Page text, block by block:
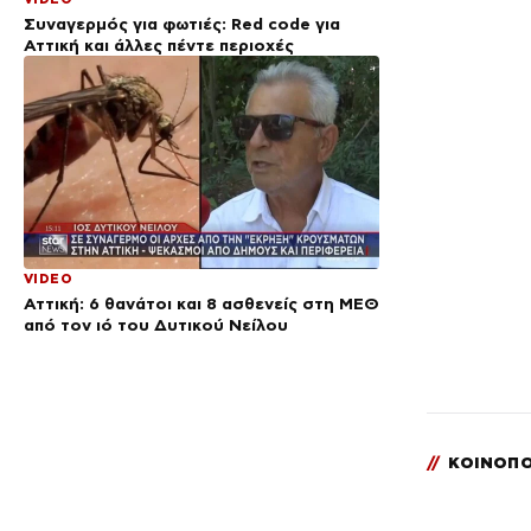
Συναγερμός για φωτιές: Red code για
Αττική και άλλες πέντε περιοχές
VIDEO
Αττική: 6 θανάτοι και 8 ασθενείς στη ΜΕΘ
από τον ιό του Δυτικού Νείλου
//